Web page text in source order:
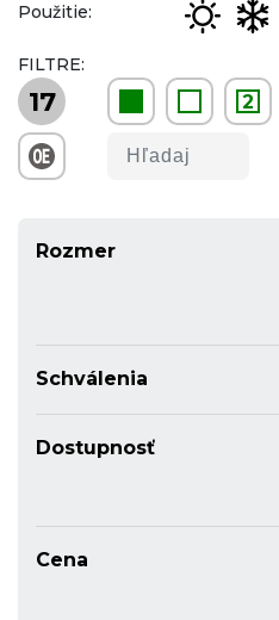
Použitie:
FILTRE:
17 2
Rozmer
Schválenia
Dostupnosť
Cena